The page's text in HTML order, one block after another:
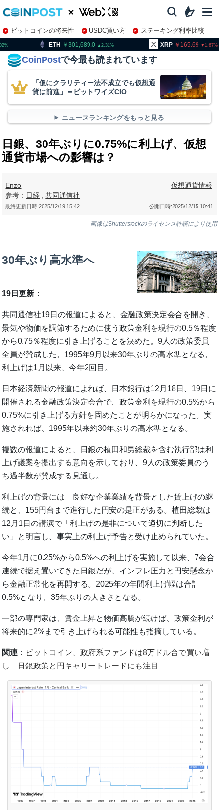
ビットコインの将来性 USDC買い方
ステーキング利率比較
株特集・関連銘柄
301,689.0 2.31 XRP 165.69 BNB
CoinPostで今最も読まれています
「仮にクラリティー法不成立でも仮想通
貨は前進」＝ビットワイズCIO
ニュースランキングをもっと見る
日銀、30年ぶりに0.75%に利上げ、仮想
通貨市場への影響は？
Enzo
参考： 日経 ,共同通信社
仮想通貨情報
公開日時:2025/12/15 10:41
最終更新日時:2025/12/19 15:42
画像はShutterstockのライセンス許諾により使用
30年ぶり高水準へ
19日更新：
共同通信社19日の報道によると、金融政策決定会合を開き、
景気や物価を調節するために使う政策金利を現行の0.5％程度
から0.75％程度に引き上げることを決めた。9人の政策委員
全員が賛成した。1995年9月以来30年ぶりの高水準となる。
利上げは1月以来、今年2回目。
日本経済新聞の報道によれば、日本銀行は12月18日、19日に
開催される金融政策決定会合で、政策金利を現行の0.5%から
0.75%に引き上げる方針を固めたことが明らかになった。実
施されれば、1995年以来約30年ぶりの高水準となる。
複数の報道によると、日銀の植田和男総裁を含む執行部は利
上げ議案を提出する意向を示しており、9人の政策委員のう
ち過半数が賛成する見通し。
利上げの背景には、良好な企業業績を背景とした賃上げの継
続と、155円台まで進行した円安の是正がある。植田総裁は
12月1日の講演で「利上げの是非について適切に判断した
い」と明言し、事実上の利上げ予告と受け止められていた。
今年1月に0.25%から0.5%への利上げを実施して以来、7会合
連続で据え置いてきた日銀だが、インフレ圧力と円安懸念か
ら金融正常化を再開する。2025年の年間利上げ幅は合計
0.5%となり、35年ぶりの大きさとなる。
一部の専門家は、賃金上昇と物価高騰が続けば、政策金利が
将来的に2%まで引き上げられる可能性も指摘している。
関連： ビットコイン、政府系ファンドは8万ドル台で買い増
し 日銀政策と円キャリートレードにも注目